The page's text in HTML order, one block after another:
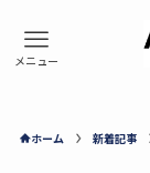
ホーム 新着記事